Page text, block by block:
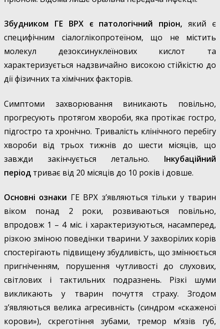
Збудником ГЕ ВРХ є патологічний пріон, який є
специфічним сіалоглікопротеїном, що не містить
молекул дезоксинуклеїнових кислот та
характеризується надзвичайно високою стійкістю до
дії фізичних та хімічних факторів.
Симптоми захворювання виникають повільно,
прогресують протягом хвороби, яка протікає гостро,
підгостро та хронічно. Тривалість клінічного перебігу
хвороби від трьох тижнів до шести місяців, що
завжди закінчується летально. Інкубаційний
період триває від 20 місяців до 10 років і довше.
Основні ознаки ГЕ ВРХ з’являються тільки у тварин
віком понад 2 роки, розвиваються повільно,
впродовж 1 – 4 міс. і характеризуються, насамперед,
різкою зміною поведінки тварини. У захворілих корів
спостерігають підвищену збудливість, що змінюється
пригніченням, порушення чутливості до слухових,
світлових і тактильних подразнень. Різкі шуми
викликають у тварин почуття страху. Згодом
з’являються велика агресивність (синдром «скаженої
корови»), скреготіння зубами, тремор м’язів губ,